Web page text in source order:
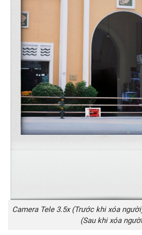
Camera Tele 3.5x (Trước khi xóa
(Sau khi xóa